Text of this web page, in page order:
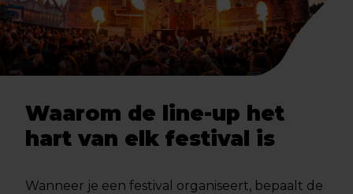
Waarom de line-up het
hart van elk festival is
Wanneer je een festival organiseert, bepaalt de